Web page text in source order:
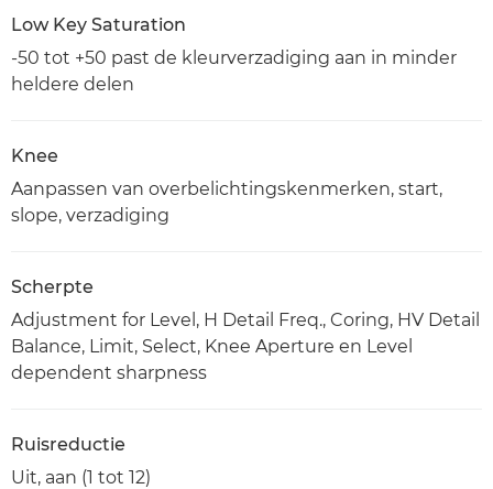
Low Key Saturation
-50 tot +50 past de kleurverzadiging aan in minder
heldere delen
Knee
Aanpassen van overbelichtingskenmerken, start,
slope, verzadiging
Scherpte
Adjustment for Level, H Detail Freq., Coring, HV Detail
Balance, Limit, Select, Knee Aperture en Level
dependent sharpness
Ruisreductie
Uit, aan (1 tot 12)